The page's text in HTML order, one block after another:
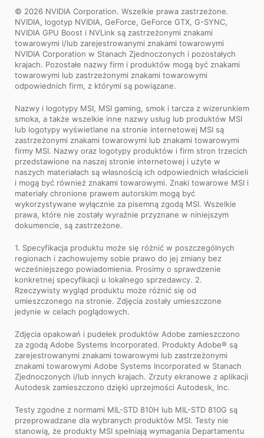
© 2026 NVIDIA Corporation. Wszelkie prawa zastrzeżone.
NVIDIA, logotyp NVIDIA, GeForce, GeForce GTX, G-SYNC,
NVIDIA GPU Boost i NVLink są zastrzeżonymi znakami
towarowymi i/lub zarejestrowanymi znakami towarowymi
NVIDIA Corporation w Stanach Zjednoczonych i pozostałych
krajach. Pozostałe nazwy firm i produktów mogą być znakami
towarowymi lub zastrzeżonymi znakami towarowymi
odpowiednich firm, z którymi są powiązane.
Nazwy i logotypy MSI, MSI gaming, smok i tarcza z wizerunkiem
smoka, a także wszelkie inne nazwy usług lub produktów MSI
lub logotypy wyświetlane na stronie internetowej MSI są
zastrzeżonymi znakami towarowymi lub znakami towarowymi
firmy MSI. Nazwy oraz logotypy produktów i firm stron trzecich
przedstawione na naszej stronie internetowej i użyte w
naszych materiałach są własnością ich odpowiednich właścicieli
i mogą być również znakami towarowymi. Znaki towarowe MSI i
materiały chronione prawem autorskim mogą być
wykorzystywane wyłącznie za pisemną zgodą MSI. Wszelkie
prawa, które nie zostały wyraźnie przyznane w niniejszym
dokumencie, są zastrzeżone.
1. Specyfikacja produktu może się różnić w poszczególnych
regionach i zachowujemy sobie prawo do jej zmiany bez
wcześniejszego powiadomienia. Prosimy o sprawdzenie
konkretnej specyfikacji u lokalnego sprzedawcy. 2.
Rzeczywisty wygląd produktu może różnić się od
umieszczonego na stronie. Zdjęcia zostały umieszczone
jedynie w celach poglądowych.
Zdjęcia opakowań i pudełek produktów Adobe zamieszczono
za zgodą Adobe Systems Incorporated. Produkty Adobe® są
zarejestrowanymi znakami towarowymi lub zastrzeżonymi
znakami towarowymi Adobe Systems Incorporated w Stanach
Zjednoczonych i/lub innych krajach. Zrzuty ekranowe z aplikacji
Autodesk zamieszczono dzięki uprzejmości Autodesk, Inc.
Testy zgodne z normami MIL-STD 810H lub MIL-STD 810G są
przeprowadzane dla wybranych produktów MSI. Testy nie
stanowią, że produkty MSI spełniają wymagania Departamentu